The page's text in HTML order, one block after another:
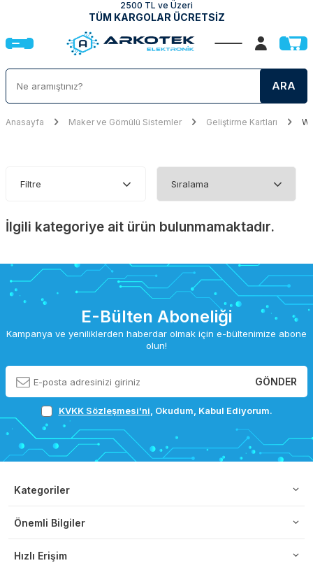
2500 TL ve Üzeri
TÜM KARGOLAR ÜCRETSİZ
ARA
Anasayfa Maker ve Gömülü Sistemler Geliştirme Kartları
Filtre
İlgili kategoriye ait ürün bulunmamaktadır.
E-Bülten Aboneliği
Kampanya ve yeniliklerden haberdar olmak için e-bültenimize abone
olun!
GÖNDER
KVKK Sözleşmesi'ni , Okudum, Kabul Ediyorum.
Kategoriler
Önemli Bilgiler
Hızlı Erişim